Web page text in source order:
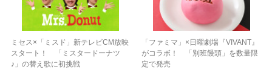
ミセス×「ミスド」新テレビCM放映
スタート！ 「ミスタードーナツ
♪」の替え歌に初挑戦
「ファミマ」×日曜劇場『VIVANT』
がコラボ！ 「別班饅頭」を数量限
定で発売